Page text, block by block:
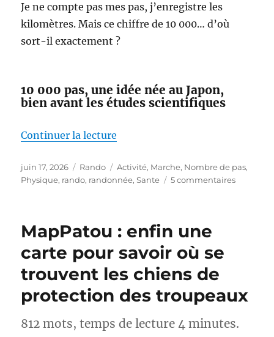
Je ne compte pas mes pas, j’enregistre les
kilomètres. Mais ce chiffre de 10 000… d’où
sort-il exactement ?
10 000 pas, une idée née au Japon,
bien avant les études scientifiques
Continuer la lecture
Publié
le
juin 17, 2026 Catégories
Rando Étiquettes
Activité, Marche, Nombre de pas,
Physique, rando, randonnée,Sante 5 commentairessur
MapPatou : enfin une
carte pour savoir où se
trouvent les chiens de
protection des troupeaux
812 mots, temps de lecture 4 minutes.